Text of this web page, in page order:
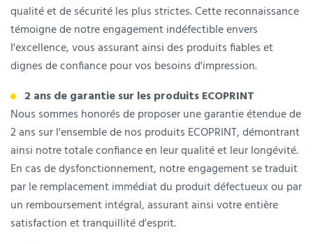
qualité et de sécurité les plus strictes. Cette reconnaissance
témoigne de notre engagement indéfectible envers
l'excellence, vous assurant ainsi des produits fiables et
dignes de confiance pour vos besoins d'impression.
2 ans de garantie sur les produits ECOPRINT
Nous sommes honorés de proposer une garantie étendue de
2 ans sur l'ensemble de nos produits ECOPRINT, démontrant
ainsi notre totale confiance en leur qualité et leur longévité.
En cas de dysfonctionnement, notre engagement se traduit
par le remplacement immédiat du produit défectueux ou par
un remboursement intégral, assurant ainsi votre entière
satisfaction et tranquillité d'esprit.